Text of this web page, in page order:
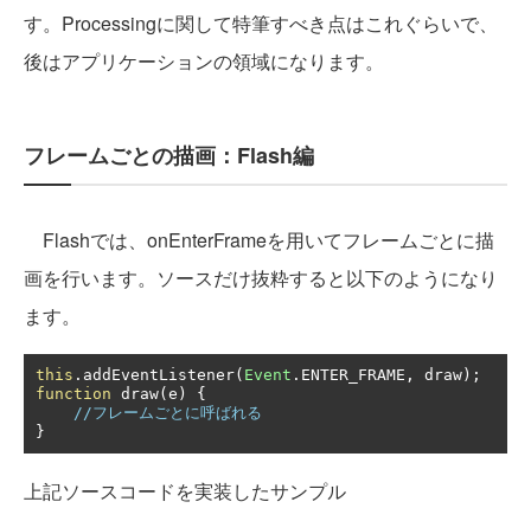
す。Processingに関して特筆すべき点はこれぐらいで、
後はアプリケーションの領域になります。
フレームごとの描画：Flash編
Flashでは、onEnterFrameを用いてフレームごとに描
画を行います。ソースだけ抜粋すると以下のようになり
ます。
this . addEventListener( Event . ENTER_FRAME , draw );
function draw( e )
{
//フレームごとに呼ばれる
}
上記ソースコードを実装したサンプル